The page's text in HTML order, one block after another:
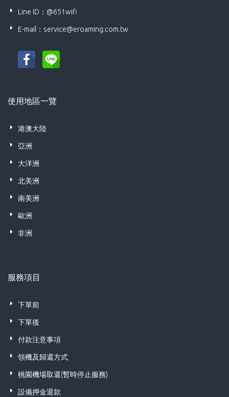
Line ID：@651wifi
E-mail： service@eroaming.com.tw
使用地區一覽
港澳大陸
亞洲
大洋洲
北美洲
南美洲
歐洲
非洲
服務項目
下單前
下單後
付款注意事項
領機及歸還方式
桃園機場取還(暫時停止服務)
設備押金退款